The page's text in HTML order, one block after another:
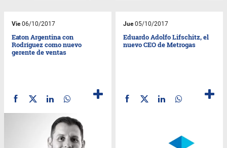
Vie06/10/2017
Eaton Argentina con
Rodríguez como nuevo
gerente de ventas
Jue05/10/2017
Eduardo Adolfo Lifschitz, el
nuevo CEO de Metrogas